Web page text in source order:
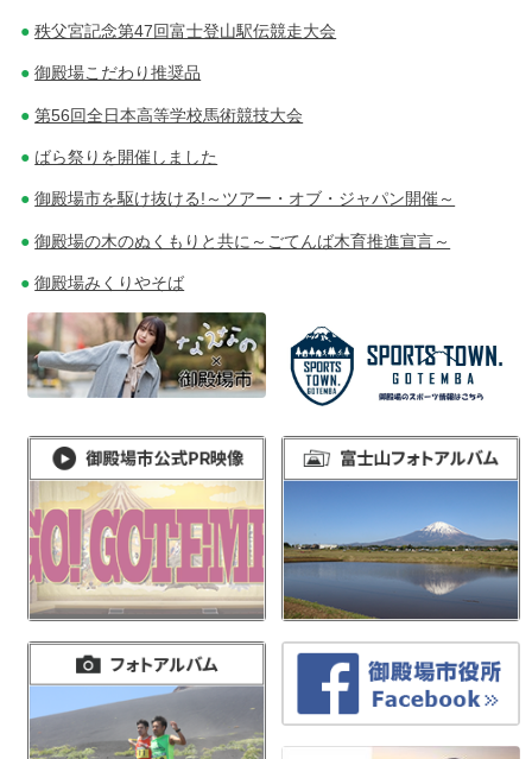
秩父宮記念第47回富士登山駅伝競走大会
御殿場こだわり推奨品
第56回全日本高等学校馬術競技大会
ばら祭りを開催しました
御殿場市を駆け抜ける!～ツアー・オブ・ジャパン開催～
御殿場の木のぬくもりと共に～ごてんば木育推進宣言～
御殿場みくりやそば